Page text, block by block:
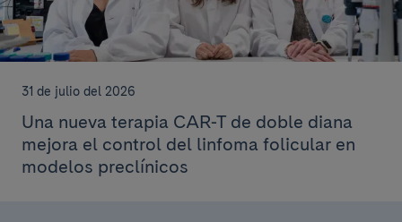
31 de julio del 2026
Una nueva terapia CAR-T de doble diana
mejora el control del linfoma folicular en
modelos preclínicos